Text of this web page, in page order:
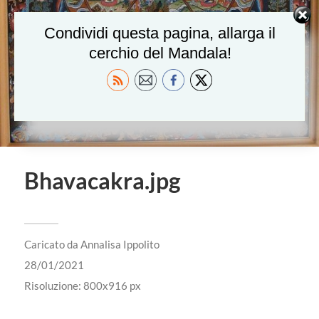
Bhavacakra.jpg
Caricato da Annalisa Ippolito
28/01/2021
Risoluzione: 800x916 px
Condividi questa pagina, allarga il
cerchio del Mandala!